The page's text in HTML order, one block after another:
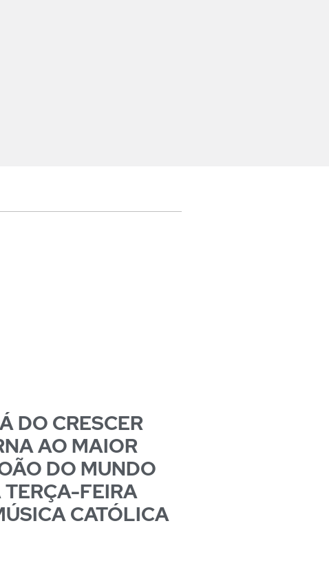
DO CRESCER
AO MAIOR
DO MUNDO
TERÇA-FEIRA
CATÓLICA